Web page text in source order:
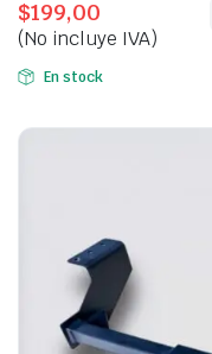
price
was:
$250,00.
$199,00
price
is:
$199,00.
(No incluye IVA)
En stock